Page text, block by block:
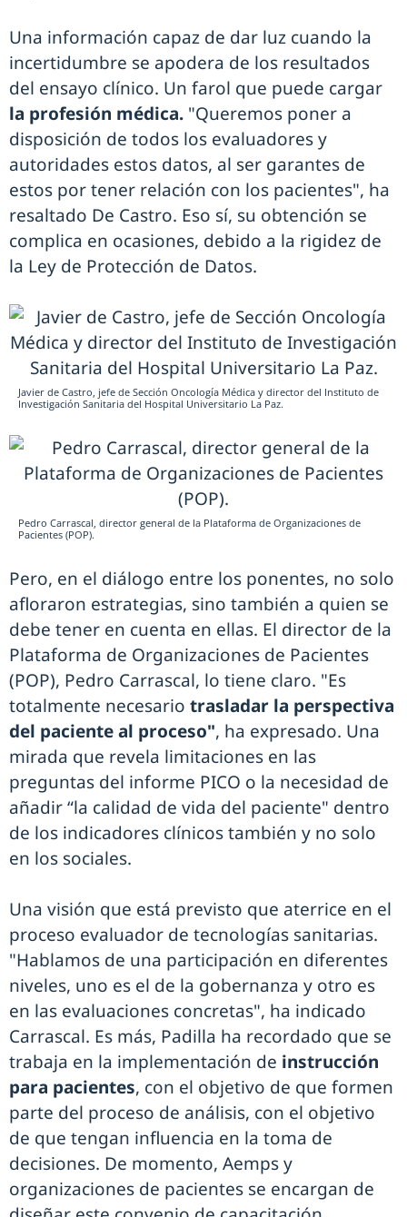
Una información capaz de dar luz cuando la
incertidumbre se apodera de los resultados
del ensayo clínico. Un farol que puede cargar
la profesión médica. "Queremos poner a
disposición de todos los evaluadores y
autoridades estos datos, al ser garantes de
estos por tener relación con los pacientes", ha
resaltado De Castro. Eso sí, su obtención se
complica en ocasiones, debido a la rigidez de
la Ley de Protección de Datos.
Javier de Castro, jefe de Sección Oncología Médica y director del Instituto de
Investigación Sanitaria del Hospital Universitario La Paz.
Pedro Carrascal, director general de la Plataforma de Organizaciones de
Pacientes (POP).
Pero, en el diálogo entre los ponentes, no solo
afloraron estrategias, sino también a quien se
debe tener en cuenta en ellas. El director de la
Plataforma de Organizaciones de Pacientes
(POP), Pedro Carrascal, lo tiene claro. "Es
totalmente necesario trasladar la perspectiva
del paciente al proceso", ha expresado. Una
mirada que revela limitaciones en las
preguntas del informe PICO o la necesidad de
añadir “la calidad de vida del paciente" dentro
de los indicadores clínicos también y no solo
en los sociales.
Una visión que está previsto que aterrice en el
proceso evaluador de tecnologías sanitarias.
"Hablamos de una participación en diferentes
niveles, uno es el de la gobernanza y otro es
en las evaluaciones concretas", ha indicado
Carrascal. Es más, Padilla ha recordado que se
trabaja en la implementación de instrucción
para pacientes, con el objetivo de que formen
parte del proceso de análisis, con el objetivo
de que tengan influencia en la toma de
decisiones. De momento, Aemps y
organizaciones de pacientes se encargan de